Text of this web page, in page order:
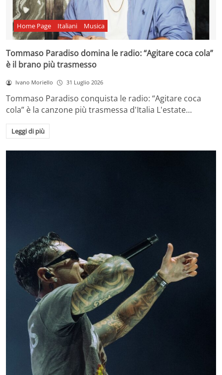
Home Page Italiani Musica
Tommaso Paradiso domina le radio: “Agitare coca cola”
è il brano più trasmesso
Ivano Moriello 31 Luglio 2026
Tommaso Paradiso conquista le radio: “Agitare coca
cola” è la canzone più trasmessa d'Italia L'estate…
Leggi di più